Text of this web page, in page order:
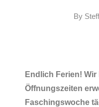
By
Endlich Ferien!
Öffnungszeiten
Faschingswoche